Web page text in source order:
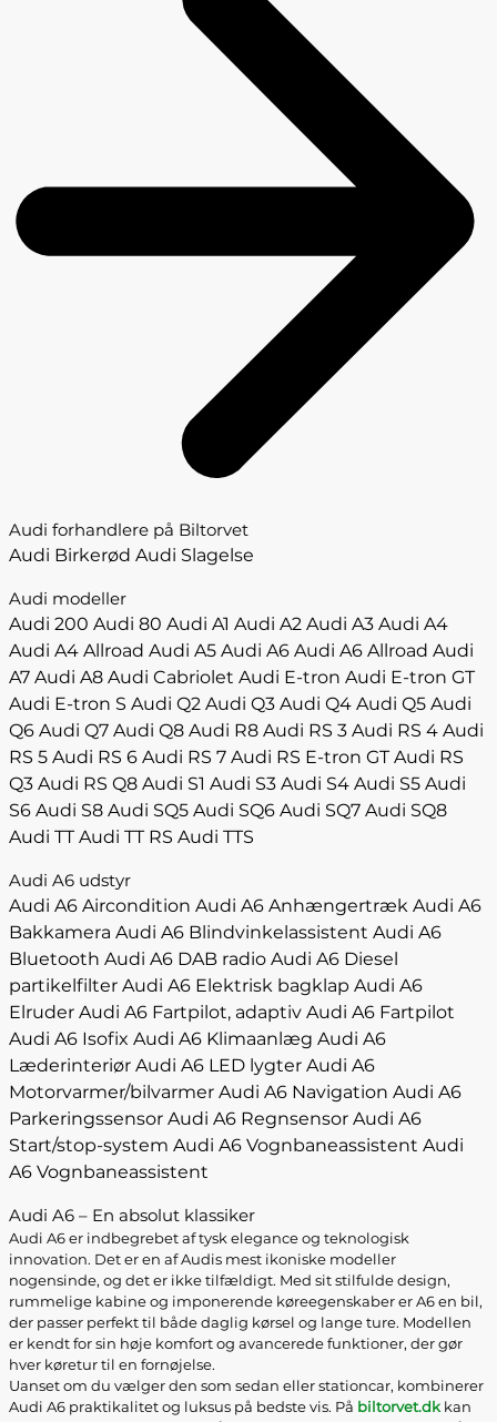
Audi forhandlere på Biltorvet
Audi Birkerød Audi Slagelse
Audi modeller
Audi 200 Audi 80 Audi A1 Audi A2 Audi A3 Audi A4
Audi A4 Allroad Audi A5 Audi A6 Audi A6 Allroad Audi
A7 Audi A8 Audi Cabriolet Audi E-tron Audi E-tron GT
Audi E-tron S Audi Q2 Audi Q3 Audi Q4 Audi Q5 Audi
Q6 Audi Q7 Audi Q8 Audi R8 Audi RS 3 Audi RS 4 Audi
RS 5 Audi RS 6 Audi RS 7 Audi RS E-tron GT Audi RS
Q3 Audi RS Q8 Audi S1 Audi S3 Audi S4 Audi S5 Audi
S6 Audi S8 Audi SQ5 Audi SQ6 Audi SQ7 Audi SQ8
Audi TT Audi TT RS Audi TTS
Audi A6 udstyr
Audi A6 Aircondition Audi A6 Anhængertræk Audi A6
Bakkamera Audi A6 Blindvinkelassistent Audi A6
Bluetooth Audi A6 DAB radio Audi A6 Diesel
partikelfilter Audi A6 Elektrisk bagklap Audi A6
Elruder Audi A6 Fartpilot, adaptiv Audi A6 Fartpilot
Audi A6 Isofix Audi A6 Klimaanlæg Audi A6
Læderinteriør Audi A6 LED lygter Audi A6
Motorvarmer/bilvarmer Audi A6 Navigation Audi A6
Parkeringssensor Audi A6 Regnsensor Audi A6
Start/stop-system Audi A6 Vognbaneassistent Audi
A6 Vognbaneassistent
Audi A6 – En absolut klassiker
Audi A6 er indbegrebet af tysk elegance og teknologisk
innovation. Det er en af Audis mest ikoniske modeller
nogensinde, og det er ikke tilfældigt. Med sit stilfulde design,
rummelige kabine og imponerende køreegenskaber er A6 en bil,
der passer perfekt til både daglig kørsel og lange ture. Modellen
er kendt for sin høje komfort og avancerede funktioner, der gør
hver køretur til en fornøjelse.
Uanset om du vælger den som sedan eller stationcar, kombinerer
Audi A6 praktikalitet og luksus på bedste vis. På biltorvet.dkkan